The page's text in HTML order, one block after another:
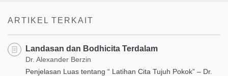
ARTIKEL TERKAIT
Landasan dan Bodhicita Terdalam
Dr. Alexander Berzin
Penjelasan Luas tentang “ Latihan Cita Tujuh Pokok” – Dr.